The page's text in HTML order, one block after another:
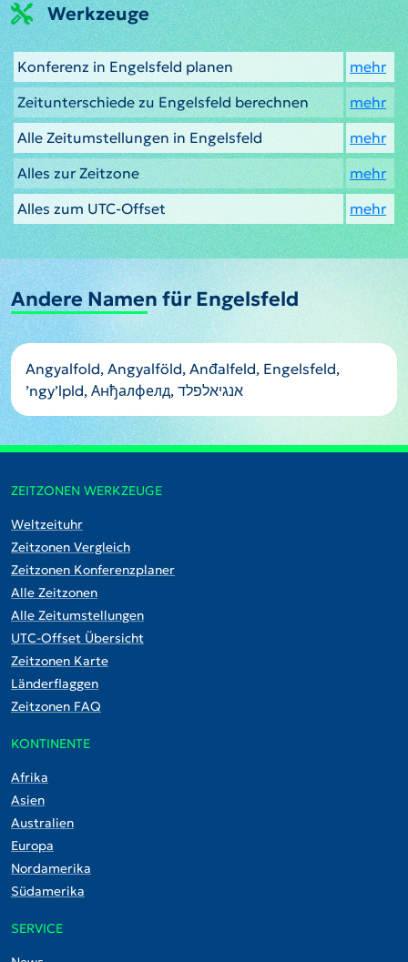
Werkzeuge
Konferenz in Engelsfeld planen
mehr
Zeitunterschiede zu Engelsfeld berechnen
mehr
Alle Zeitumstellungen in Engelsfeld
mehr
Alles zur Zeitzone
mehr
Alles zum UTC-Offset
mehr
Andere Namen für Engelsfeld
Angyalfold, Angyalföld, Anđalfeld, Engelsfeld,
ʼngyʼlpld, Анђалфелд, אנגיאלפלד
ZEITZONEN WERKZEUGE
Weltzeituhr
Zeitzonen Vergleich
Zeitzonen Konferenzplaner
Alle Zeitzonen
Alle Zeitumstellungen
UTC-Offset Übersicht
Zeitzonen Karte
Länderflaggen
Zeitzonen FAQ
KONTINENTE
Afrika
Asien
Australien
Europa
Nordamerika
Südamerika
SERVICE